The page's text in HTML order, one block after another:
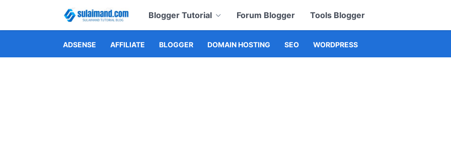
Blogger Tutorial Forum Blogger Tools Blogger
ADSENSE AFFILIATE BLOGGER DOMAIN HOSTING SEO WORDPRESS